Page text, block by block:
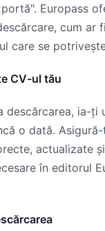
Europass
cum ar
care se
CV-ul tău
descărcarea, ia-ți
o dată.
actualizate
în editorul